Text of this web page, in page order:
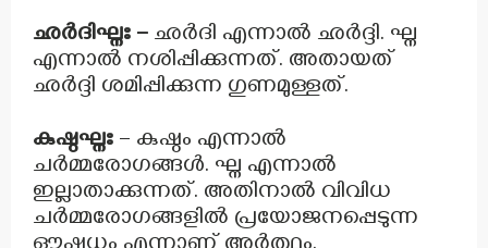
ഛർദിഘ്നഃ – ഛർദി എന്നാൽ ഛർദ്ദി. ഘ്ന
എന്നാൽ നശിപ്പിക്കുന്നത്. അതായത്
ഛർദ്ദി ശമിപ്പിക്കുന്ന ഗുണമുള്ളത്.
കുഷ്ഠഘ്നഃ – കുഷ്ഠം എന്നാൽ
ചർമ്മരോഗങ്ങൾ. ഘ്ന എന്നാൽ
ഇല്ലാതാക്കുന്നത്. അതിനാൽ വിവിധ
ചർമ്മരോഗങ്ങളിൽ പ്രയോജനപ്പെടുന്ന